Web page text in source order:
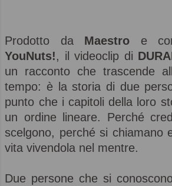
Prodotto da Maestro e
YouNuts!, il videoclip di
un racconto che trascende
tempo: è la storia di due
punto che i capitoli della loro
un ordine lineare. Perché
scelgono, perché si chiamano
vita vivendola nel mentre.
Due persone che si